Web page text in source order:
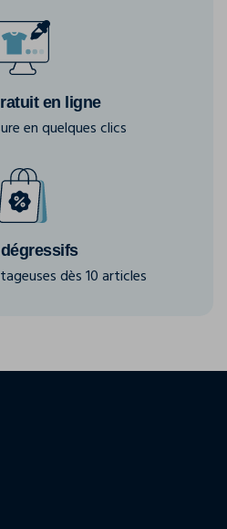
en ligne
en quelques clics
dès 10 articles